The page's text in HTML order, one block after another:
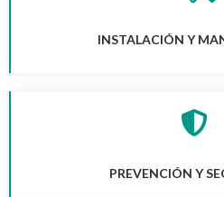
INSTALACIÓN Y
PREVENCIÓN Y